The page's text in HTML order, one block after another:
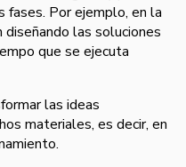
fases. Por ejemplo, en la
las soluciones
que se ejecuta
las ideas
materiales, es decir, en